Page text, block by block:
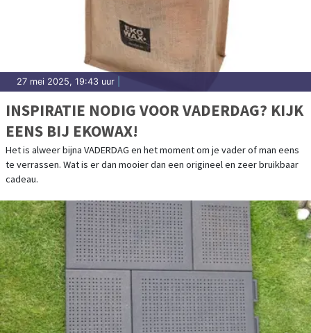
27 mei 2025, 19:43 uur
INSPIRATIE NODIG VOOR VADERDAG? KIJK
EENS BIJ EKOWAX!
Het is alweer bijna VADERDAG en het moment om je vader of man eens
te verrassen. Wat is er dan mooier dan een origineel en zeer bruikbaar
cadeau.